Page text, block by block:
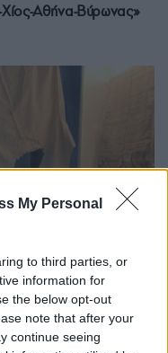
My Personal
to third parties, or
information for
the below opt-out
note that after your
continue seeing
Αθήνα-Βύρωνας»